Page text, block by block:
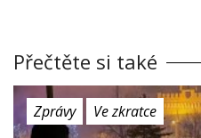
Přečtěte si také
Zprávy Ve zkratce